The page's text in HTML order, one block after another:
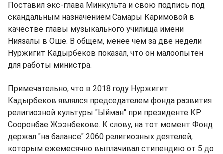
Поставил экс-глава Минкульта и свою подпись под
скандальным назначением Самары Каримовой в
качестве главы музыкального училища имени
Ниязалы в Оше. В общем, менее чем за две недели
Нуржигит Кадырбеков показал, что он малоопытен
для работы министра.
Примечательно, что в 2018 году Нуржигит
Кадырбеков являлся председателем фонда развития
религиозной культуры "Ыйман" при президенте КР
Сооронбае Жээнбекове. К слову, на тот момент Фонд
держал "на балансе" 2060 религиозных деятелей,
которым ежемесячно выплачивал стипендию от 5 до